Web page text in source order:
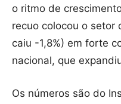
o ritmo de
recuo colocou o setor
caiu -1,8%) em forte
nacional, que
Os números são do